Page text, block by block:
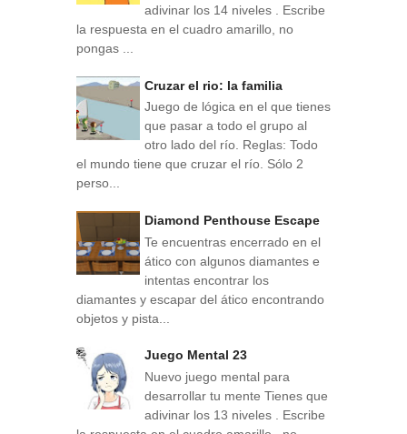
adivinar los 14 niveles . Escribe
la respuesta en el cuadro amarillo, no
pongas ...
Cruzar el rio: la familia
Juego de lógica en el que tienes
que pasar a todo el grupo al
otro lado del río. Reglas: Todo
el mundo tiene que cruzar el río. Sólo 2
perso...
Diamond Penthouse Escape
Te encuentras encerrado en el
ático con algunos diamantes e
intentas encontrar los
diamantes y escapar del ático encontrando
objetos y pista...
Juego Mental 23
Nuevo juego mental para
desarrollar tu mente Tienes que
adivinar los 13 niveles . Escribe